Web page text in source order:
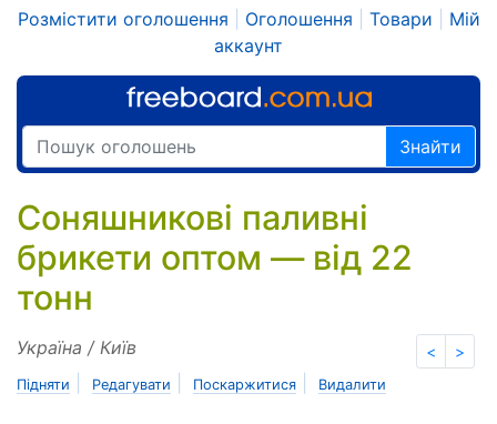
Розмістити оголошення Оголошення Товари
Мій
аккаунт
Знайти
Соняшникові паливні
брикети оптом — від 22
тонн
< >
Україна / Київ
Підняти Редагувати Поскаржитися Видалити